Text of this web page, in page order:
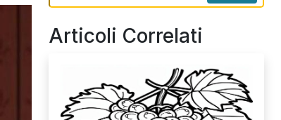
Articoli Correlati